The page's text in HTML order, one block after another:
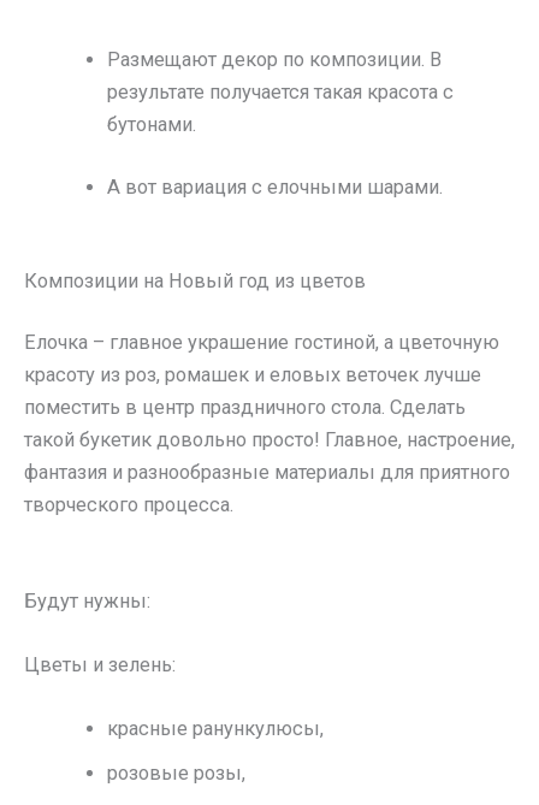
Размещают декор по композиции. В
результате получается такая красота с
бутонами.
А вот вариация с елочными шарами.
Композиции на Новый год из цветов
Елочка – главное украшение гостиной, а цветочную
красоту из роз, ромашек и еловых веточек лучше
поместить в центр праздничного стола. Сделать
такой букетик довольно просто! Главное, настроение,
фантазия и разнообразные материалы для приятного
творческого процесса.
Будут нужны:
Цветы и зелень:
красные ранункулюсы,
розовые розы,